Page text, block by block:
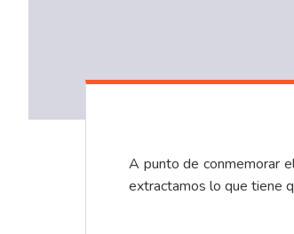
A punto de conmemorar
extractamos lo que tiene